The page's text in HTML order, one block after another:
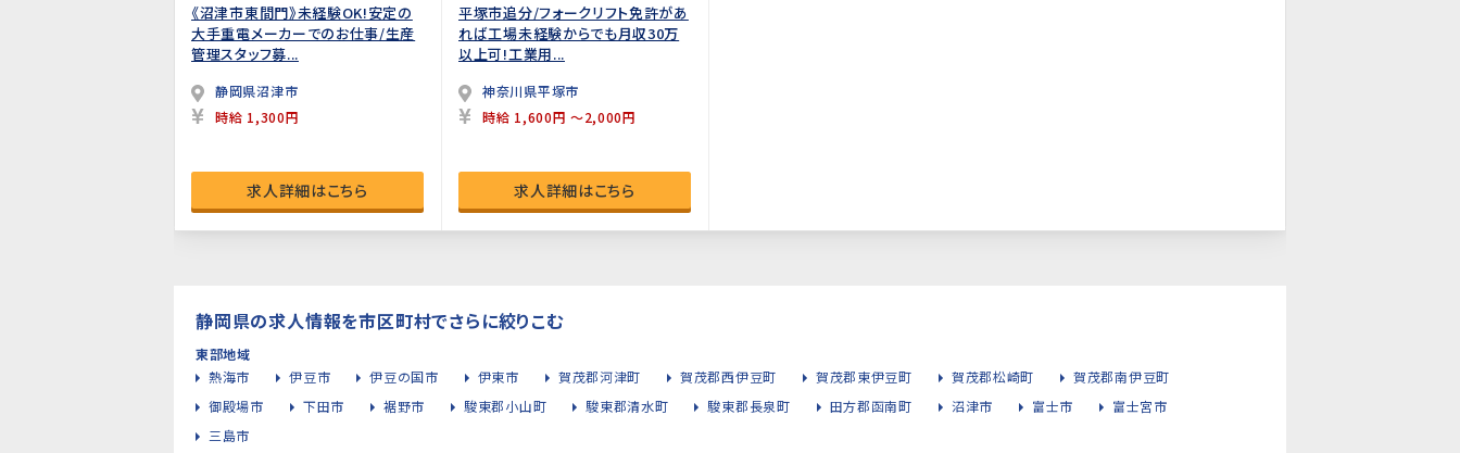
《沼津市東間門》未経験OK!安定の
大手重電メーカーでのお仕事/生産
管理スタッフ募...
静岡県沼津市
時給 1,300円
求人詳細はこちら
平塚市追分/フォークリフト免許があ
れば工場未経験からでも月収30万
以上可!工業用...
神奈川県平塚市
時給 1,600円 ～2,000円
求人詳細はこちら
静岡県の求人情報を市区町村でさらに絞りこむ
東部地域
熱海市
伊豆市 伊豆の国市 伊東市 賀茂郡河津町 賀茂郡西伊豆町 賀茂郡東伊豆町 賀茂郡松崎町
賀茂郡南伊豆町
御殿場市
下田市 裾野市 駿東郡小山町 駿東郡清水町 駿東郡長泉町 田方郡函南町 沼津市 富士市
富士宮市
三島市